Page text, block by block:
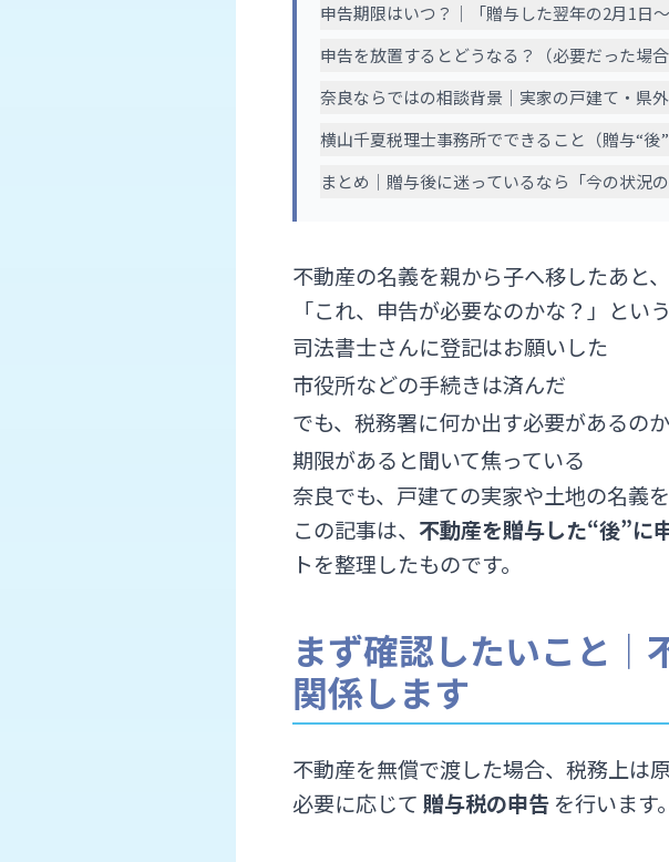
申告期限はいつ？｜「贈与した翌年の2月1日〜
申告を放置するとどうなる？（必要だった場合
奈良ならではの相談背景｜実家の戸建て・県
横山千夏税理士事務所でできること（贈与“後”
まとめ｜贈与後に迷っているなら「今の状況
不動産の名義を親から子へ移したあと
「これ、申告が必要なのかな？」という
司法書士さんに登記はお願いした
市役所などの手続きは済んだ
でも、税務署に何か出す必要があるの
期限があると聞いて焦っている
奈良でも、戸建ての実家や土地の名義
この記事は、 不動産を贈与した“後”に
トを整理したものです。
まず確認したいこと｜
関係します
不動産を無償で渡した場合、税務上は
必要に応じて 贈与税の申告 を行います。